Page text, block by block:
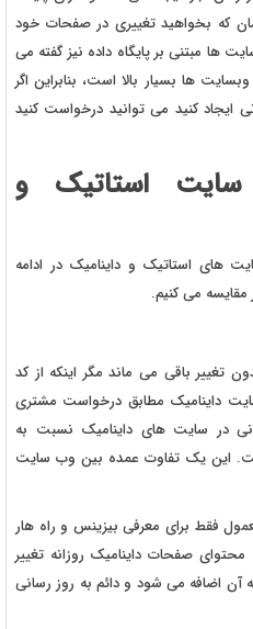
که بخواهید تغییری در صفحات خود
ها مبتنی بر پایگاه داده نیز گفته می
ها بسیار بالا است، بنابراین اگر
ایجاد کنید می توانید درخواست کنید
استاتیک و
های استاتیک و داینامیک در ادامه
مقایسه می کنیم.
باقی می ماند مگر اینکه از کد
داینامیک مطابق درخواست مشتری
در سایت های داینامیک نسبت به
این یک تفاوت عمده بین وب سایت
فقط برای معرفی بیزینس و راه هار
صفحات داینامیک روزانه تغییر
آن اضافه می شود و دائم به روز رسانی